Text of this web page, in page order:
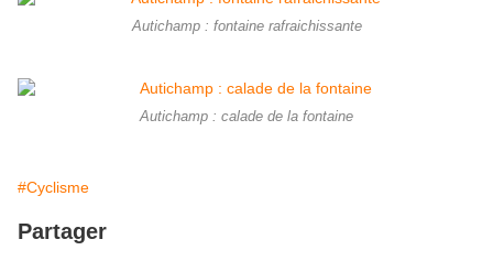
Autichamp : fontaine rafraichissante
Autichamp : calade de la fontaine
#Cyclisme
Partager